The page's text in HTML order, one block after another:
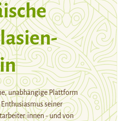
unabhängige Plattform
seiner
- und von